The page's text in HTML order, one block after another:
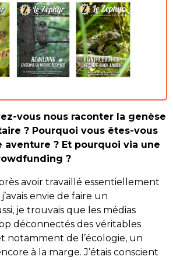
vous nous raconter la genèse
? Pourquoi vous êtes-vous
aventure ? Et pourquoi via une
?
avoir travaillé essentiellement
envie de faire un
je trouvais que les médias
déconnectés des véritables
notamment de l’écologie, un
à la marge. J’étais conscient